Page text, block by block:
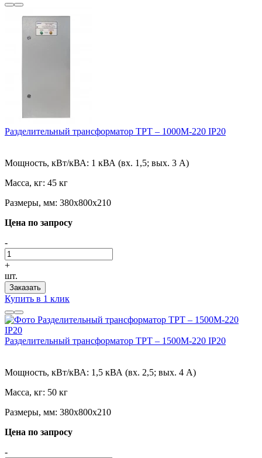
Разделительный трансформатор ТРТ – 1000М-220 IP20
Мощность, кВт/кВА: 1 кВА (вх. 1,5; вых. 3 А)
Масса, кг: 45 кг
Размеры, мм: 380х800х210
Цена по запросу
-
+
шт.
Заказать
Купить в 1 клик
Разделительный трансформатор ТРТ – 1500М-220 IP20
Мощность, кВт/кВА: 1,5 кВА (вх. 2,5; вых. 4 А)
Масса, кг: 50 кг
Размеры, мм: 380х800х210
Цена по запросу
-